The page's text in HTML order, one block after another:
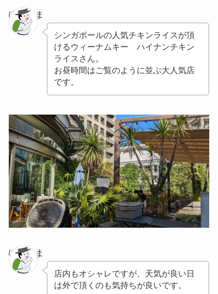
ぽちゃま
シンガポールの人気チキンライスが頂
けるウィーナムキー ハイナンチキン
ライスさん。
お昼時間はご覧のように並ぶ大人気店
です。
ぽちゃま
店内もオシャレですが、天気が良い日
は外で頂くのも気持ちが良いです。